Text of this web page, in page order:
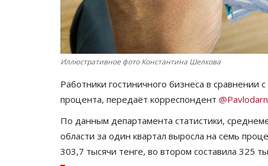
Иллюстративное фото Константина Шелкова
Работники гостиничного бизнеса в
процента, передаёт корреспондент
По данным департамента статистики,
области за один квартал выросла на семь
303,7 тысячи тенге, во втором составила 325